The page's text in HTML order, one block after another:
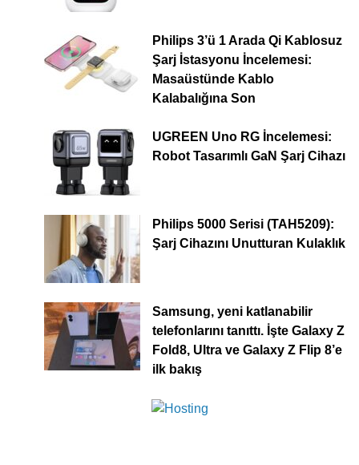
Philips 3’ü 1 Arada Qi Kablosuz
Şarj İstasyonu İncelemesi:
Masaüstünde Kablo
Kalabalığına Son
UGREEN Uno RG İncelemesi:
Robot Tasarımlı GaN Şarj Cihazı
Philips 5000 Serisi (TAH5209):
Şarj Cihazını Unutturan Kulaklık
Samsung, yeni katlanabilir
telefonlarını tanıttı. İşte Galaxy Z
Fold8, Ultra ve Galaxy Z Flip 8’e
ilk bakış